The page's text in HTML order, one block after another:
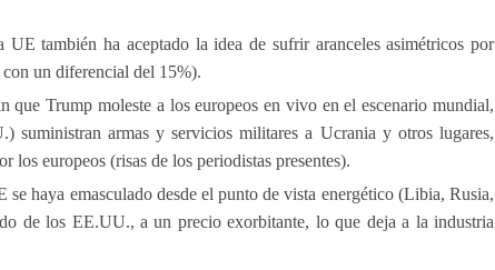
UE también ha aceptado la idea de sufrir aranceles asimétricos por
un diferencial del 15%).
que Trump moleste a los europeos en vivo en el escenario mundial,
suministran armas y servicios militares a Ucrania y otros lugares,
los europeos (risas de los periodistas presentes).
se haya emasculado desde el punto de vista energético (Libia, Rusia,
de los EE.UU., a un precio exorbitante, lo que deja a la industria